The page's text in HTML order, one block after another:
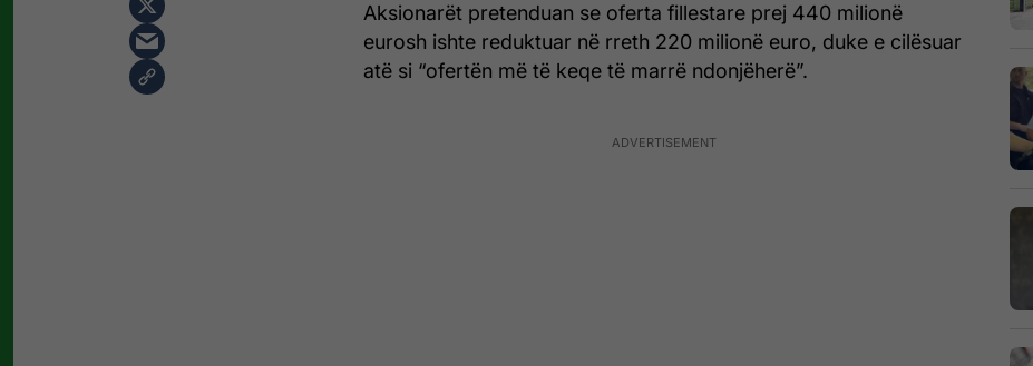
Aksionarët pretenduan se oferta fillestare prej 440 milionë
eurosh ishte reduktuar në rreth 220 milionë euro, duke e cilësuar
atë si “ofertën më të keqe të marrë ndonjëherë”.